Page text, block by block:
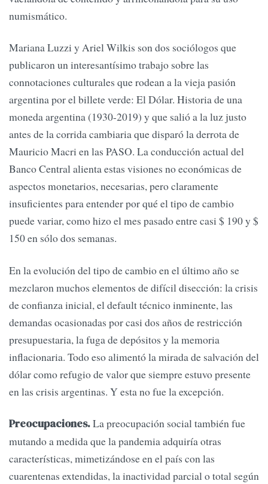
numismático.
Mariana Luzzi y Ariel Wilkis son dos sociólogos que
publicaron un interesantísimo trabajo sobre las
connotaciones culturales que rodean a la vieja pasión
argentina por el billete verde: El Dólar. Historia de una
moneda argentina (1930-2019) y que salió a la luz justo
antes de la corrida cambiaria que disparó la derrota de
Mauricio Macri en las PASO. La conducción actual del
Banco Central alienta estas visiones no económicas de
aspectos monetarios, necesarias, pero claramente
insuficientes para entender por qué el tipo de cambio
puede variar, como hizo el mes pasado entre casi $ 190 y $
150 en sólo dos semanas.
En la evolución del tipo de cambio en el último año se
mezclaron muchos elementos de difícil disección: la crisis
de confianza inicial, el default técnico inminente, las
demandas ocasionadas por casi dos años de restricción
presupuestaria, la fuga de depósitos y la memoria
inflacionaria. Todo eso alimentó la mirada de salvación del
dólar como refugio de valor que siempre estuvo presente
en las crisis argentinas. Y esta no fue la excepción.
Preocupaciones.La preocupación social también fue
mutando a medida que la pandemia adquiría otras
características, mimetizándose en el país con las
cuarentenas extendidas, la inactividad parcial o total según